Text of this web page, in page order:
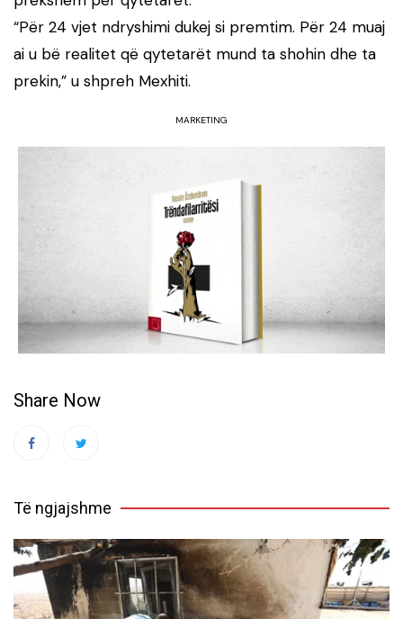
“Për 24 vjet ndryshimi dukej si premtim. Për 24 muaj
ai u bë realitet që qytetarët mund ta shohin dhe ta
prekin,” u shpreh Mexhiti.
MARKETING
Share Now
Të ngjajshme